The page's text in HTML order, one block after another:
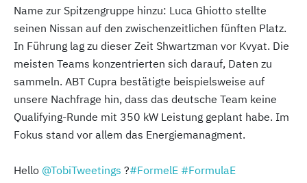
Name zur Spitzengruppe hinzu: Luca Ghiotto stellte
seinen Nissan auf den zwischenzeitlichen fünften Platz.
In Führung lag zu dieser Zeit Shwartzman vor Kvyat. Die
meisten Teams konzentrierten sich darauf, Daten zu
sammeln. ABT Cupra bestätigte beispielsweise auf
unsere Nachfrage hin, dass das deutsche Team keine
Qualifying-Runde mit 350 kW Leistung geplant habe. Im
Fokus stand vor allem das Energiemanagment.
Hello @TobiTweetings ?#FormelE #FormulaE